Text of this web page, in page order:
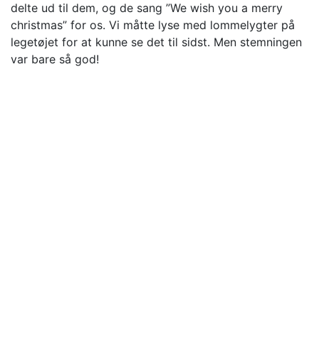
delte ud til dem, og de sang ”We wish you a merry
christmas” for os. Vi måtte lyse med lommelygter på
legetøjet for at kunne se det til sidst. Men stemningen
var bare så god!